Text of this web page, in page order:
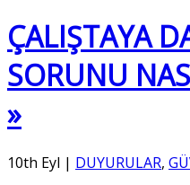
ÇALIŞTAYA
SORUNU
»
10th Eyl | DUYURULAR,